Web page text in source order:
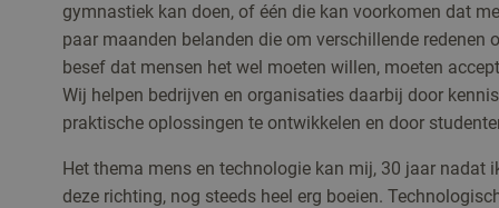
gymnastiek kan doen, of één die kan voorkomen dat
paar maanden belanden die om verschillende redenen
besef dat mensen het wel moeten willen, moeten
Wij helpen bedrijven en organisaties daarbij door
praktische oplossingen te ontwikkelen en door
Het thema mens en technologie kan mij, 30 jaar nadat
deze richting, nog steeds heel erg boeien.